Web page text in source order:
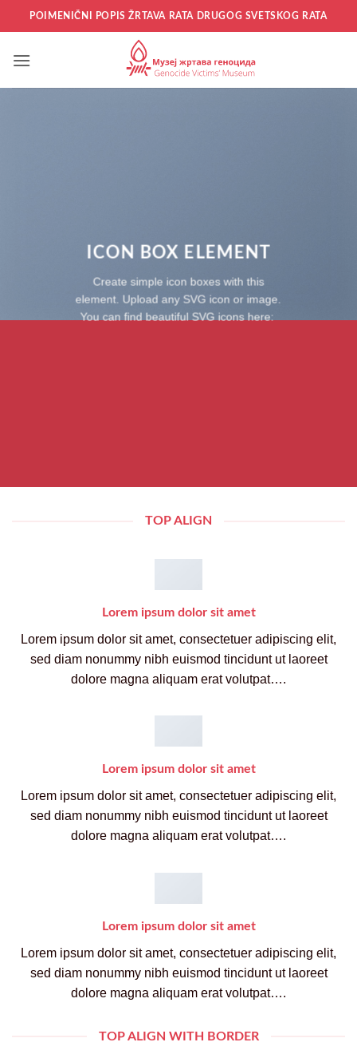
Прескочи
на
POIMENIČNI POPIS ŽRTAVA RATA DRUGOG SVETSKOG RATA
ICON BOX ELEMENT
Create simple icon boxes with this
element. Upload any SVG icon or image.
You can find beautiful SVG icons here:
TOP ALIGN
Lorem ipsum dolor sit amet
Lorem ipsum dolor sit amet, consectetuer adipiscing elit,
sed diam nonummy nibh euismod tincidunt ut laoreet
dolore magna aliquam erat volutpat….
Lorem ipsum dolor sit amet
Lorem ipsum dolor sit amet, consectetuer adipiscing elit,
sed diam nonummy nibh euismod tincidunt ut laoreet
dolore magna aliquam erat volutpat….
Lorem ipsum dolor sit amet
Lorem ipsum dolor sit amet, consectetuer adipiscing elit,
sed diam nonummy nibh euismod tincidunt ut laoreet
dolore magna aliquam erat volutpat….
TOP ALIGN WITH BORDER